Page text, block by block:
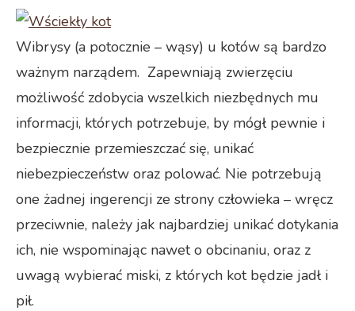
Wibrysy (a potocznie – wąsy) u kotów są bardzo
ważnym narządem. Zapewniają zwierzęciu
możliwość zdobycia wszelkich niezbędnych mu
informacji, których potrzebuje, by mógł pewnie i
bezpiecznie przemieszczać się, unikać
niebezpieczeństw oraz polować. Nie potrzebują
one żadnej ingerencji ze strony człowieka – wręcz
przeciwnie, należy jak najbardziej unikać dotykania
ich, nie wspominając nawet o obcinaniu, oraz z
uwagą wybierać miski, z których kot będzie jadł i
pił.